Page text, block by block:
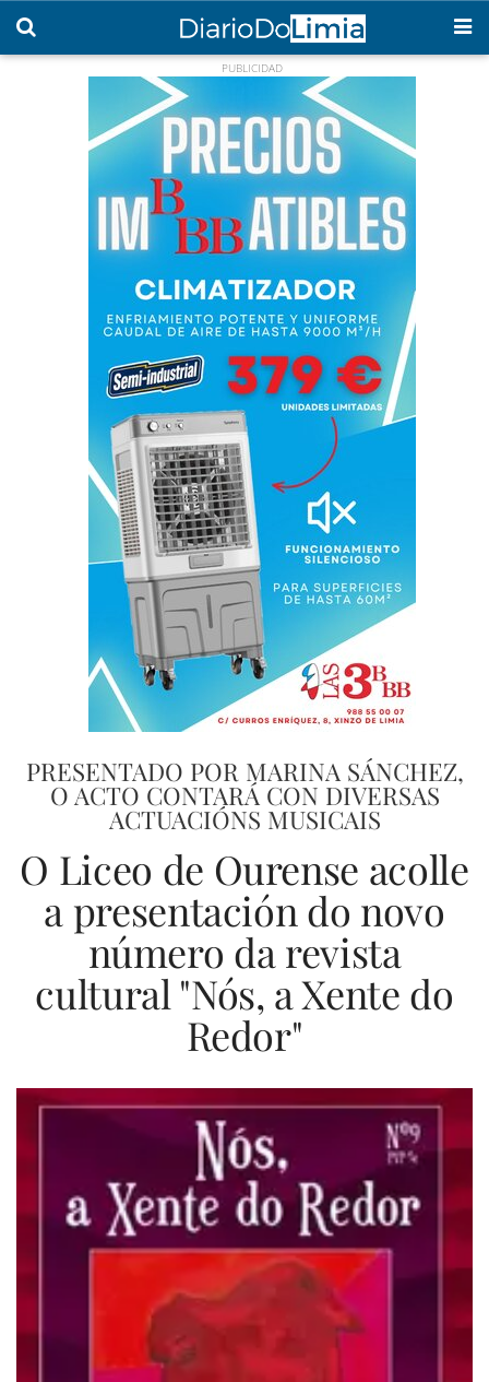
PRESENTADO POR MARINA SÁNCHEZ,
O ACTO CONTARÁ CON DIVERSAS
ACTUACIÓNS MUSICAIS
O Liceo de Ourense acolle
a presentación do novo
número da revista
cultural "Nós, a Xente do
Redor"